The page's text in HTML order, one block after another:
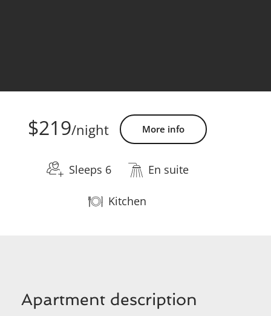
$219/night More info
Sleeps 6 En suite
Kitchen
Apartment description